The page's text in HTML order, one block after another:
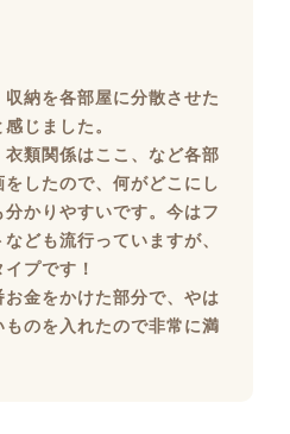
納を各部屋に分散させた
じました。
衣類関係はここ、など各部
したので、何がどこにし
分かりやすいです。今はフ
ども流行っていますが、
プです！
お金をかけた部分で、やは
ものを入れたので非常に満